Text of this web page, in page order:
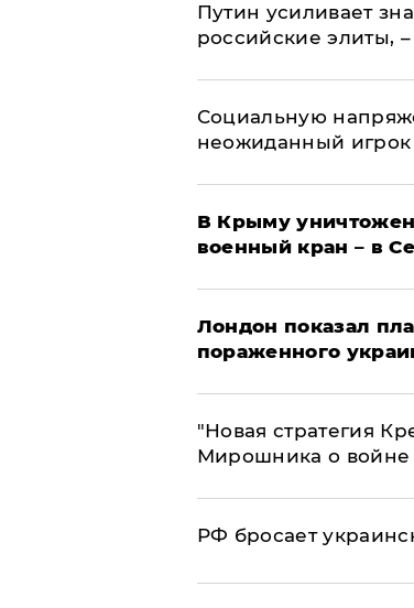
Путин усиливает
российские элиты,
Социальную
неожиданный игрок
В Крыму
военный кран – в
Лондон показал
пораженного
"Новая стратегия
Мирошника о войне
РФ бросает